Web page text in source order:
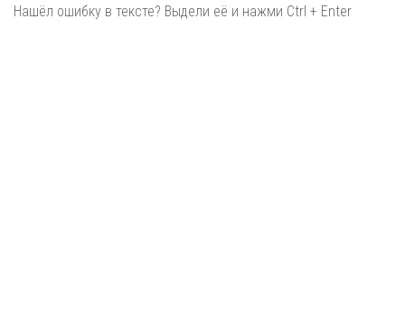
Нашёл ошибку в тексте? Выдели её и нажми Ctrl + Enter